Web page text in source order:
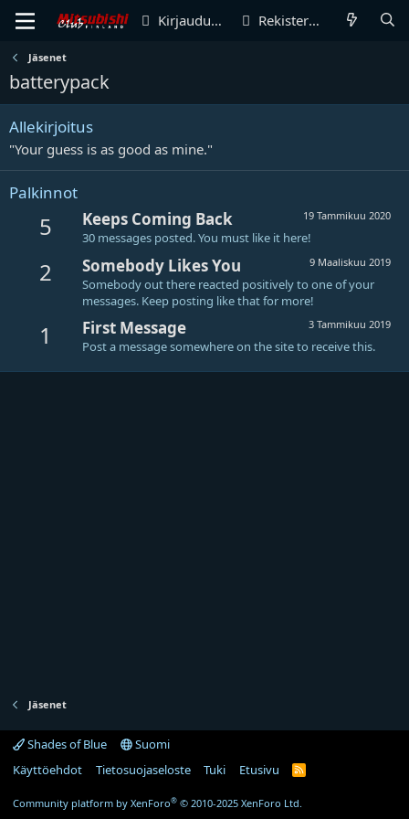
Kirjaudu sisään Rekisteröidy
Jäsenet
batterypack
Allekirjoitus
"Your guess is as good as mine."
Palkinnot
5 19 Tammikuu 2020
Keeps Coming Back
30 messages posted. You must like it here!
2 9 Maaliskuu 2019
Somebody Likes You
Somebody out there reacted positively to one of your
messages. Keep posting like that for more!
1 3 Tammikuu 2019
First Message
Post a message somewhere on the site to receive this.
Jäsenet
Shades of Blue
Suomi
Käyttöehdot
Tietosuojaseloste Tuki Etusivu
R
Community platform by XenForo® © 2010-2025 XenForo Ltd.